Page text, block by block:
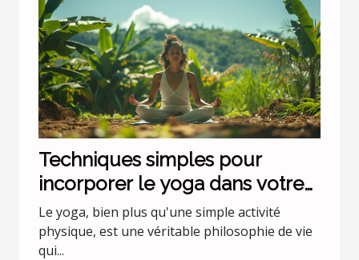
Techniques simples pour
incorporer le yoga dans votre
routine quotidienne
Le yoga, bien plus qu'une simple activité
physique, est une véritable philosophie de vie
qui...